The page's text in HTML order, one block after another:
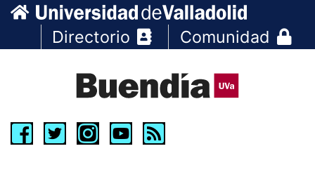
Directorio Comunidad